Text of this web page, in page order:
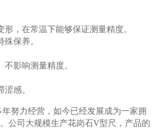
，在常温下能够保证测量精度。
保养。
影响测量精度。
感。
努力经营，如今已经发展成为一家拥
公司大规模生产花岗石V型尺，产品的